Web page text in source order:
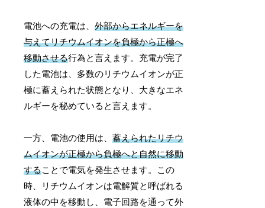
電池への充電は、外部からエネルギーを
与えてリチウムイオンを負極から正極へ
移動させる行為と言えます。充電が完了
した電池は、多数のリチウムイオンが正
極に蓄えられた状態となり、大きなエネ
ルギーを秘めていると言えます。
一方、電池の使用は、蓄えられたリチウ
ムイオンが正極から負極へと自然に移動
することで電気を発生させます。この
時、リチウムイオンは電解質と呼ばれる
液体の中を移動し、電子回路を通って外